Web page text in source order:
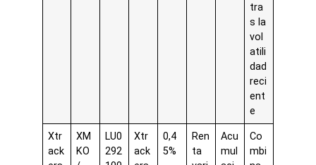
tra
s la
vol
atili
dad
reci
ent
e
Xtr
ack
XM
KO
LU0
292
Xtr
ack
0,4
5%
Ren
ta
Acu
mul
Co
mbi